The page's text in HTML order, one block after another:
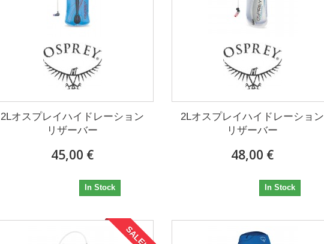
2Lオスプレイハイドレーション
リザーバー
45,00 €
In Stock
2Lオスプレイハイドレーション
リザーバー
48,00 €
In Stock
SALE!